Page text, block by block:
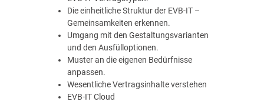
Die einheitliche Struktur der EVB-IT –
Gemeinsamkeiten erkennen.
Umgang mit den Gestaltungsvarianten
und den Ausfülloptionen.
Muster an die eigenen Bedürfnisse
anpassen.
Wesentliche Vertragsinhalte verstehen
EVB-IT Cloud